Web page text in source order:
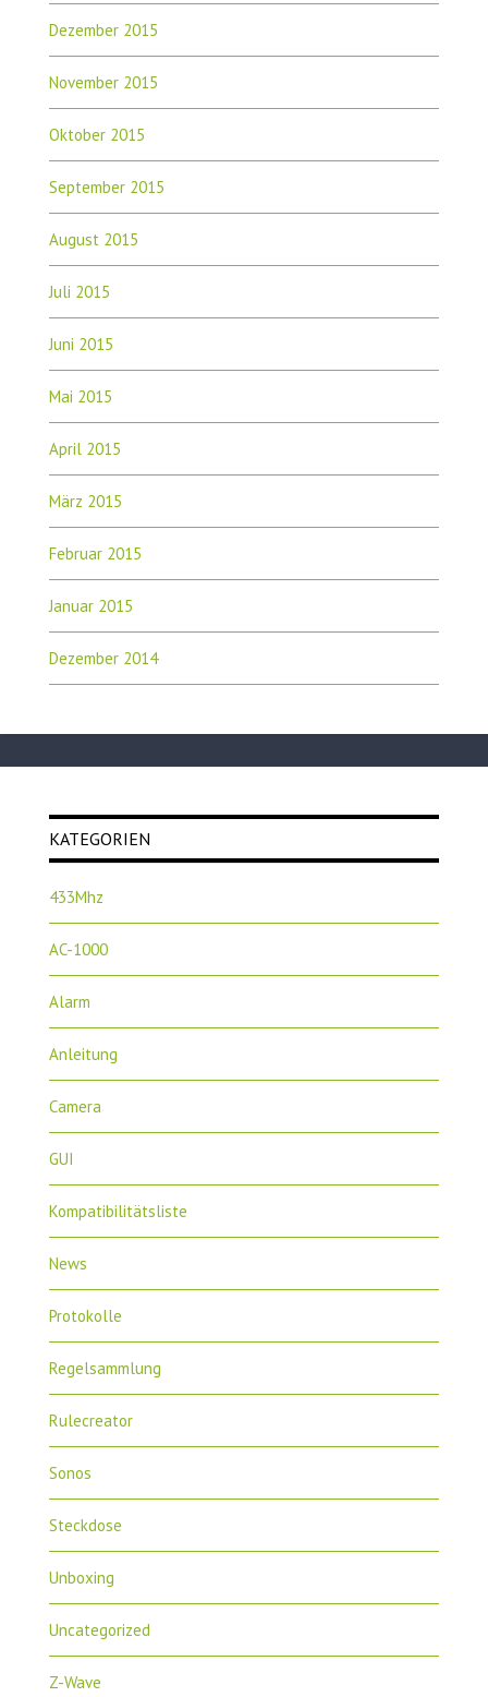
Dezember 2015
November 2015
Oktober 2015
September 2015
August 2015
Juli 2015
Juni 2015
Mai 2015
April 2015
März 2015
Februar 2015
Januar 2015
Dezember 2014
KATEGORIEN
433Mhz
AC-1000
Alarm
Anleitung
Camera
GUI
Kompatibilitätsliste
News
Protokolle
Regelsammlung
Rulecreator
Sonos
Steckdose
Unboxing
Uncategorized
Z-Wave